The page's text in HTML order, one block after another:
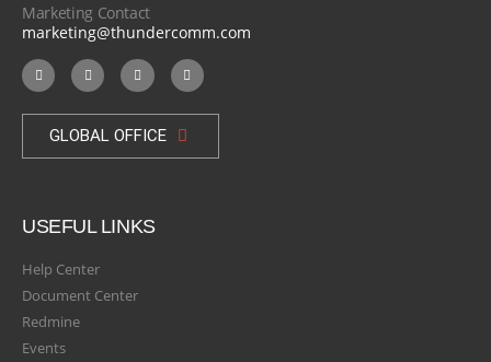
Marketing Contact
marketing@thundercomm.com
GLOBAL OFFICE
USEFUL LINKS
Help Center
Document Center
Redmine
Events